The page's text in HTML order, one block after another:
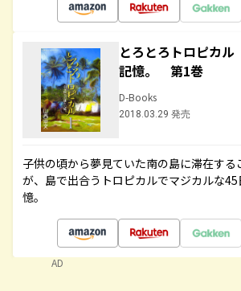
とろとろトロピカ
記憶。 第1巻
D-Books
2018.03.29 発売
子供の頃から夢見ていた南の島に滞在す
が、島で出合うトロピカルでマジカルな
憶。
AD